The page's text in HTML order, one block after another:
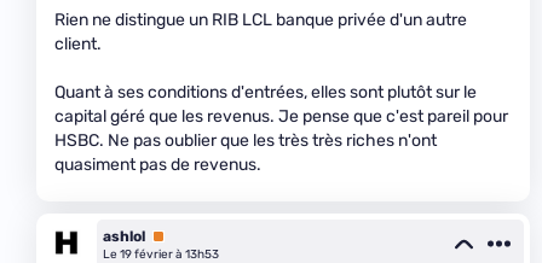
Rien ne distingue un RIB LCL banque privée d'un autre
client.
Quant à ses conditions d'entrées, elles sont plutôt sur le
capital géré que les revenus. Je pense que c'est pareil pour
HSBC. Ne pas oublier que les très très riches n'ont
quasiment pas de revenus.
ashlol Premium
Le 19 février à 13h53